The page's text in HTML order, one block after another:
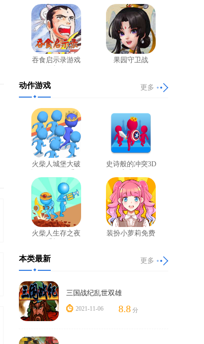
吞食启示录游戏
果园守卫战
动作游戏 更多
火柴人城堡大破
史诗般的冲突3D
火柴人生存之夜
装扮小萝莉免费
本类最新 更多
三国战纪乱世双雄
2021-11-06 8.8 分